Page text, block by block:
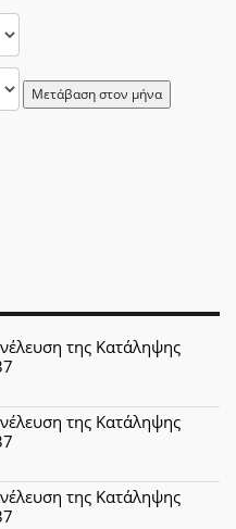
Μετάβαση στον μήνα
της Κατάληψης
της Κατάληψης
της Κατάληψης